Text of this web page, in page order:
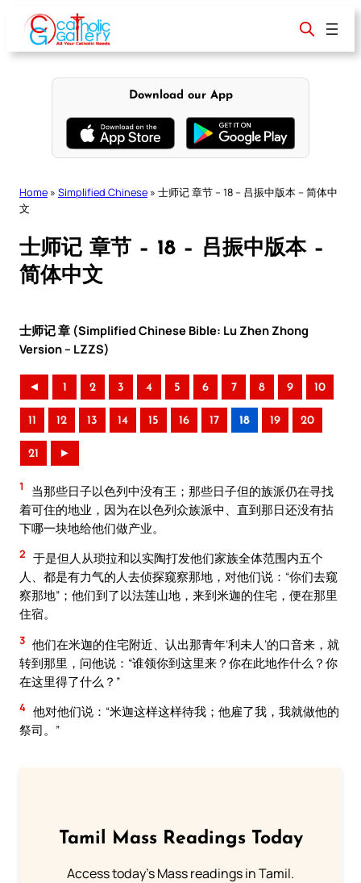
content
Download our App
Home » Simplified Chinese » 士师记 章节 – 18 – 吕振中版本 – 简体中
文
士师记 章节 – 18 – 吕振中版本 –
简体中文
士师记 章 (Simplified Chinese Bible: Lu Zhen Zhong
Version – LZZS)
◄ 1 2 3 4 5 6 7 8 9 10
11 12 13 14 15 16 17 18 19 20
21 ►
1
当那些日子以色列中没有王；那些日子但的族派仍在寻找
着可住的地业，因为在以色列众族派中、直到那日还没有拈
下哪一块地给他们做产业。
2 于是但人从琐拉和以实陶打发他们家族全体范围内五个
人、都是有力气的人去侦探窥察那地，对他们说：“你们去窥
察那地”；他们到了以法莲山地，来到米迦的住宅，便在那里
住宿。
3 他们在米迦的住宅附近、认出那青年‘利未人’的口音来，就
转到那里，问他说：“谁领你到这里来？你在此地作什么？你
在这里得了什么？”
4 他对他们说：“米迦这样这样待我；他雇了我，我就做他的
祭司。”
Tamil Mass Readings Today
Access today's Mass readings in Tamil.